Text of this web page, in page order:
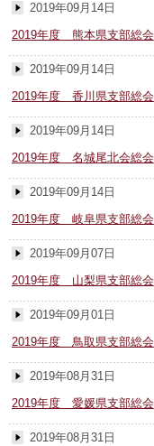
2019年09月14日
2019年度 熊本県支部総会
2019年09月14日
2019年度 香川県支部総会
2019年09月14日
2019年度 名城尾北会総会
2019年09月14日
2019年度 岐阜県支部総会
2019年09月07日
2019年度 山梨県支部総会
2019年09月01日
2019年度 鳥取県支部総会
2019年08月31日
2019年度 愛媛県支部総会
2019年08月31日